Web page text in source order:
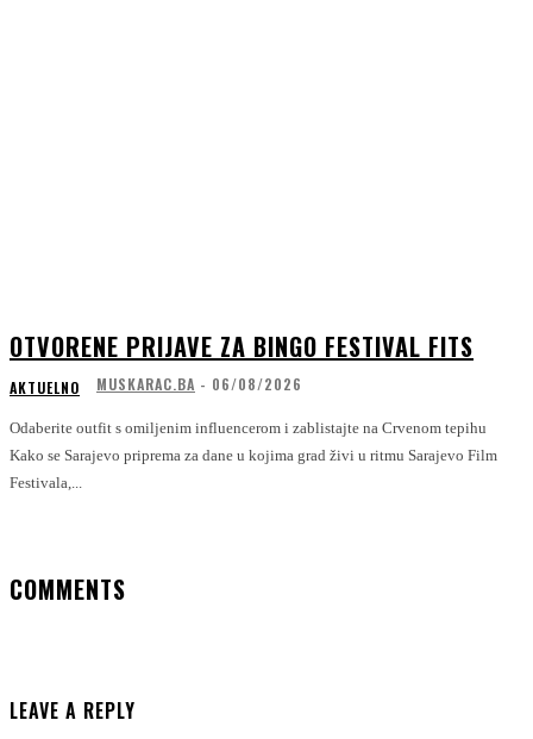
OTVORENE PRIJAVE ZA BINGO FESTIVAL FITS
AKTUELNO MUSKARAC.BA - 06/08/2026
Odaberite outfit s omiljenim influencerom i zablistajte na Crvenom tepihu
Kako se Sarajevo priprema za dane u kojima grad živi u ritmu Sarajevo Film
Festivala,...
COMMENTS
LEAVE A REPLY